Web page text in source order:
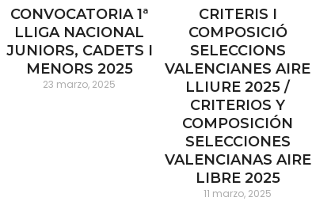
CONVOCATORIA 1ª
LLIGA NACIONAL
JUNIORS, CADETS I
MENORS 2025
23 marzo, 2025
CRITERIS I
COMPOSICIÓ
SELECCIONS
VALENCIANES AIRE
LLIURE 2025 /
CRITERIOS Y
COMPOSICIÓN
SELECCIONES
VALENCIANAS AIRE
LIBRE 2025
11 marzo, 2025